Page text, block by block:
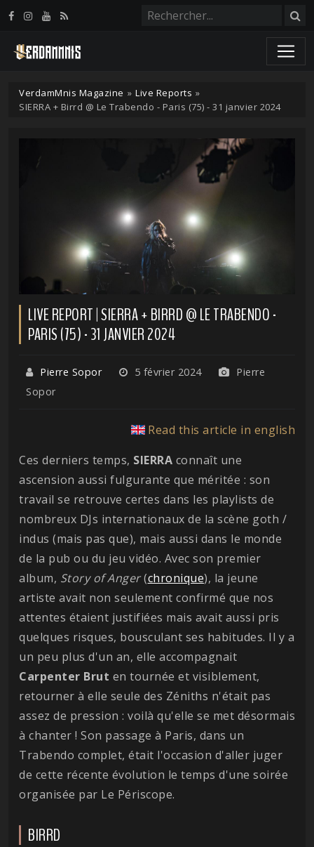
VerdamMnis Magazine » Live Reports »
SIERRA + Birrd @ Le Trabendo - Paris (75) - 31 janvier 2024
LIVE REPORT | SIERRA + BIRRD @ LE TRABENDO -
PARIS (75) - 31 JANVIER 2024
Pierre Sopor 5 février 2024
Pierre
Sopor
Read this article in english
Ces derniers temps, SIERRA connaît une
ascension aussi fulgurante que méritée : son
travail se retrouve certes dans les playlists de
nombreux DJs internationaux de la scène goth /
indus (mais pas que), mais aussi dans le monde
de la pub ou du jeu vidéo. Avec son premier
album, Story of Anger(chronique), la jeune
artiste avait non seulement confirmé que nos
attentes étaient justifiées mais avait aussi pris
quelques risques, bousculant ses habitudes. Il y a
un peu plus d'un an, elle accompagnait
Carpenter Brut en tournée et visiblement,
retourner à elle seule des Zéniths n'était pas
assez de pression : voilà qu'elle se met désormais
à chanter ! Son passage à Paris, dans un
Trabendo complet, était l'occasion d'aller juger
de cette récente évolution le temps d'une soirée
organisée par Le Périscope.
BIRRD
Panneau de gestion des cookies